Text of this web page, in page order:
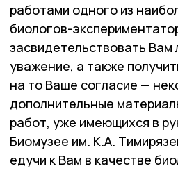
работами одного из
биологов-
засвидетельствовать Вам
уважение, а также
на то Ваше согласие —
дополнительные
работ, уже имеющихся в
Биомузее им. К.А.
едучи к Вам в качестве